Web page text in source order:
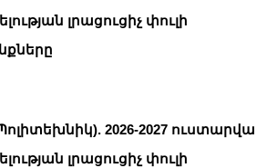
լրացուցիչ փուլի
2026-2027 ուստարվա
լրացուցիչ փուլի